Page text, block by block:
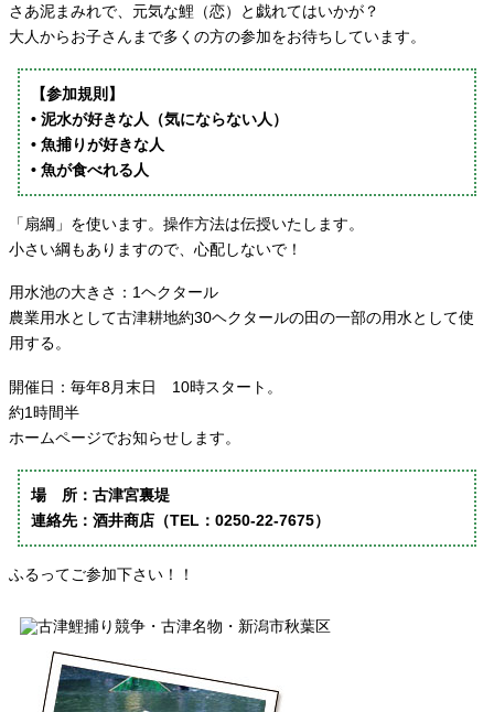
さあ泥まみれで、元気な鯉（恋）と戯れてはいかが？
大人からお子さんまで多くの方の参加をお待ちしています。
【参加規則】
• 泥水が好きな人（気にならない人）
• 魚捕りが好きな人
• 魚が食べれる人
「扇綱」を使います。操作方法は伝授いたします。
小さい綱もありますので、心配しないで！
用水池の大きさ：1ヘクタール
農業用水として古津耕地約30ヘクタールの田の一部の用水として使
用する。
開催日：毎年8月末日 10時スタート。
約1時間半
ホームページでお知らせします。
場 所：古津宮裏堤
連絡先：酒井商店（TEL：0250-22-7675）
ふるってご参加下さい！！